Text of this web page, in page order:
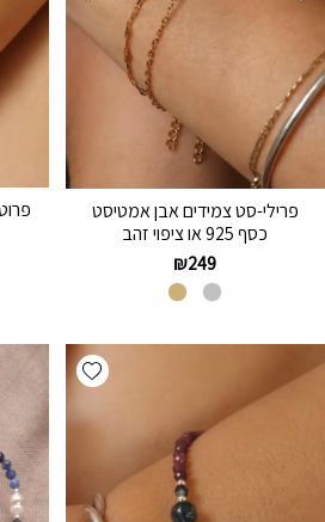
פרילי-סט צמידים אבן אמטיסט
כסף 925 או ציפוי זהב
₪249
Add wishlist